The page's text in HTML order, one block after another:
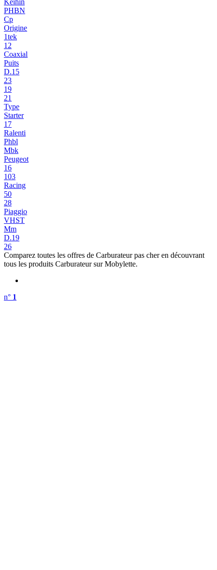
PHBN
Cp
Origine
1tek
12
Coaxial
Puits
D.15
23
19
21
Type
Starter
17
Ralenti
Phbl
Mbk
Peugeot
16
103
Racing
50
28
Piaggio
VHST
Mm
D.19
26
Comparez toutes les offres de Carburateur pas cher en découvrant
tous les produits Carburateur sur Mobylette.
n° 1